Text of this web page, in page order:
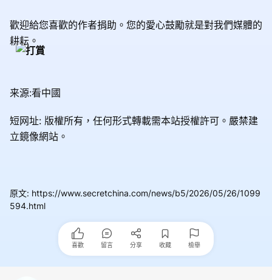
歡迎給您喜歡的作者捐助。您的愛心鼓勵就是對我們媒體的
耕耘。
来源:看中國
短网址: 版權所有，任何形式轉載需本站授權許可。 嚴禁建
立鏡像網站。
原文: https://www.secretchina.com/news/b5/2026/05/26/1099
594.html
喜歡 留言 分享 收藏 檢舉